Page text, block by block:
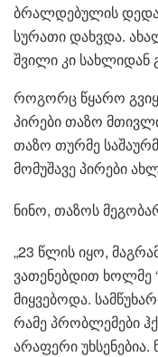
ბრალდებულის დედა
სურათი დახვდა.
შვილი კი სახლიდან
როგორც წყარო
პირები თაზო
თაზო თურმე
მომუშავე პირები
ნინო, თაზოს
„23 წლის იყო,
ვათენებდით ხოლმე
მიყვებოდა.
რამე პრობლემები
არაფერი